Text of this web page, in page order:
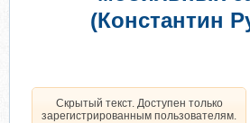
(Константин
Скрытый текст. Доступен только
зарегистрированным пользователям.